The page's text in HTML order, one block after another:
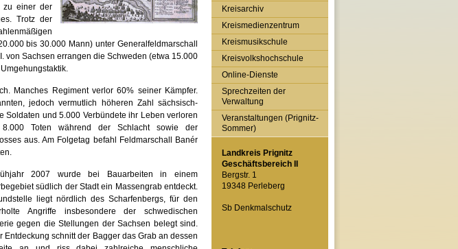
zu einer der
Trotz der
bis 30.000 Mann) unter Generalfeldmarschall
von Sachsen errangen die Schweden (etwa 15.000
Manches Regiment verlor 60% seiner Kämpfer.
jedoch vermutlich höheren Zahl sächsisch-
Soldaten und 5.000 Verbündete ihr Leben verloren
Toten während der Schlacht sowie der
aus. Am Folgetag befahl Feldmarschall Banér
2007 wurde bei Bauarbeiten in einem
südlich der Stadt ein Massengrab entdeckt.
liegt nördlich des Scharfenbergs, für den
Angriffe insbesondere der schwedischen
gegen die Stellungen der Sachsen belegt sind.
Entdeckung schnitt der Bagger das Grab an dessen
Kreisarchiv
Kreismedienzentrum
Kreismusikschule
Kreisvolkshochschule
Online-Dienste
Sprechzeiten der
Verwaltung
Veranstaltungen (Prignitz-
Sommer)
Landkreis Prignitz
Geschäftsbereich II
Bergstr. 1
19348 Perleberg
Sb Denkmalschutz